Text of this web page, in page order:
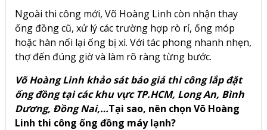
Ngoài thi công mới, Võ Hoàng Linh còn nhận thay
ống đồng cũ, xử lý các trường hợp rò rỉ, ống móp
hoặc hàn nối lại ống bị xì. Với tác phong nhanh nhẹn,
thợ đến đúng giờ và làm rõ ràng từng bước.
Võ Hoàng Linh khảo sát báo giá thi công lắp đặt
ống đồng tại các khu vực TP.HCM, Long An, Bình
Dương, Đồng Nai,…Tại sao, nên chọn Võ Hoàng
Linh thi công ống đồng máy lạnh?